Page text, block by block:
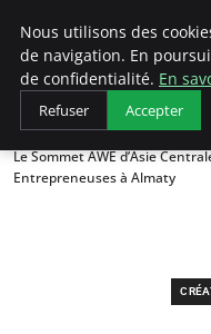
LECFCM
Accueil
Création d'entreprise
Le Sommet AWE d’Asie
Entrepreneuses à Almaty
Nous utilisons des
de navigation. En
de confidentialité. En
Refuser Accepter